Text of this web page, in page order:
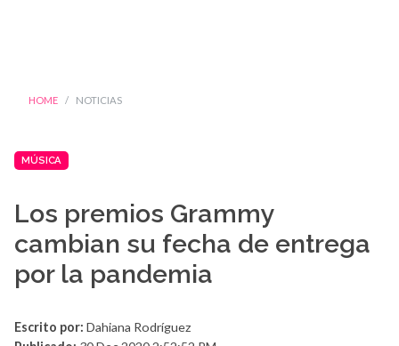
HOME NOTICIAS
MÚSICA
Los premios Grammy
cambian su fecha de entrega
por la pandemia
Escrito por: Dahiana Rodríguez